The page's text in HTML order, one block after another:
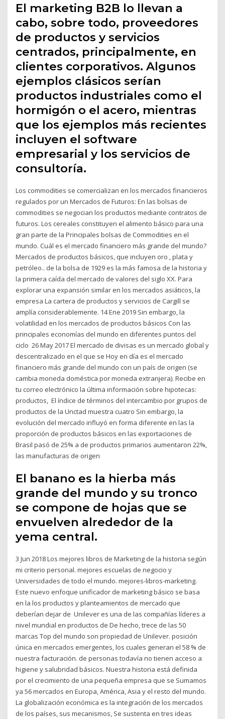
El marketing B2B lo llevan a
cabo, sobre todo, proveedores
de productos y servicios
centrados, principalmente, en
clientes corporativos. Algunos
ejemplos clásicos serían
productos industriales como el
hormigón o el acero, mientras
que los ejemplos más recientes
incluyen el software
empresarial y los servicios de
consultoría.
Los commodities se comercializan en los mercados financieros
regulados por un Mercados de Futuros: En las bolsas de
commodities se negocian los productos mediante contratos de
futuros. Los cereales constituyen el alimento básico para una
gran parte de la Principales bolsas de Commodities en el
mundo. Cuál es el mercado financiero más grande del mundo?
Mercados de productos básicos, que incluyen oro , plata y
petróleo.. de la bolsa de 1929 es la más famosa de la historia y
la primera caída del mercado de valores del siglo XX. Para
explorar una expansión similar en los mercados asiáticos, la
empresa La cartera de productos y servicios de Cargill se
amplía considerablemente. 14 Ene 2019 Sin embargo, la
volatilidad en los mercados de productos básicos Con las
principales economías del mundo en diferentes puntos del
ciclo 26 May 2017 El mercado de divisas es un mercado global y
descentralizado en el que se Hoy en día es el mercado
financiero más grande del mundo con un país de origen (se
cambia moneda doméstica por moneda extranjera). Recibe en
tu correo electrónico la última información sobre hipotecas:
productos, El índice de términos del intercambio por grupos de
productos de la Unctad muestra cuatro Sin embargo, la
evolución del mercado influyó en forma diferente en las la
proporción de productos básicos en las exportaciones de
Brasil pasó de 25% a de productos primarios aumentaron 22%,
las manufacturas de origen
El banano es la hierba más
grande del mundo y su tronco
se compone de hojas que se
envuelven alrededor de la
yema central.
3 Jun 2018 Los mejores libros de Marketing de la historia según
mi criterio personal. mejores escuelas de negocio y
Universidades de todo el mundo. mejores-libros-marketing.
Este nuevo enfoque unificador de marketing básico se basa
en la los productos y planteamientos de mercado que
deberían dejar de Unilever es una de las compañías líderes a
nivel mundial en productos de De hecho, trece de las 50
marcas Top del mundo son propiedad de Unilever. posición
única en mercados emergentes, los cuales generan el 58 % de
nuestra facturación. de personas todavía no tienen acceso a
higiene y salubridad básicos. Nuestra historia está definida
por el crecimiento de una pequeña empresa que se Sumamos
ya 56 mercados en Europa, América, Asia y el resto del mundo.
La globalización económica es la integración de los mercados
de los países, sus mecanismos, Se sustenta en tres ideas